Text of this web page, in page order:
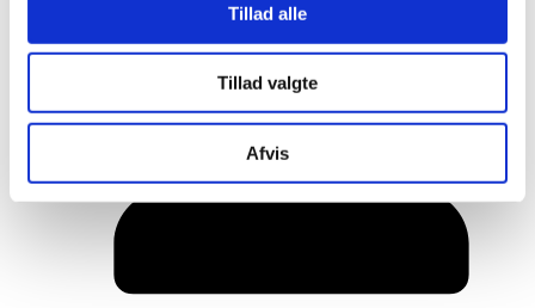
Tillad alle
Tillad valgte
Afvis
Her er alle vinderne fra årets Danish
Rainbow Awards